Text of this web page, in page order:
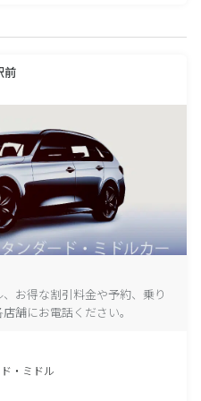
前
お得な割引料金や予約、乗り
舗にお電話ください。
・ミドル